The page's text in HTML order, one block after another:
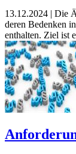
13.12.2024 | Die
deren Bedenken
enthalten. Ziel ist